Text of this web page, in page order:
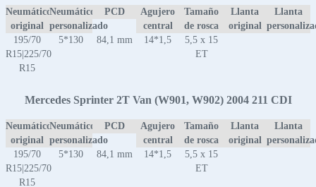
Neumático
original
Neumático
personalizado
PCD
Agujero
central
Tamaño
de rosca
Llanta
original
Llanta
195/70
R15|225/70
R15
5*130 84,1 mm 14*1,5
5,5 x 15
ET
Mercedes Sprinter 2T Van (W901, W902) 2004 211 CDI
Neumático
original
Neumático
personalizado
PCD
Agujero
central
Tamaño
de rosca
Llanta
original
Llanta
195/70
R15|225/70
R15
5*130 84,1 mm 14*1,5
5,5 x 15
ET